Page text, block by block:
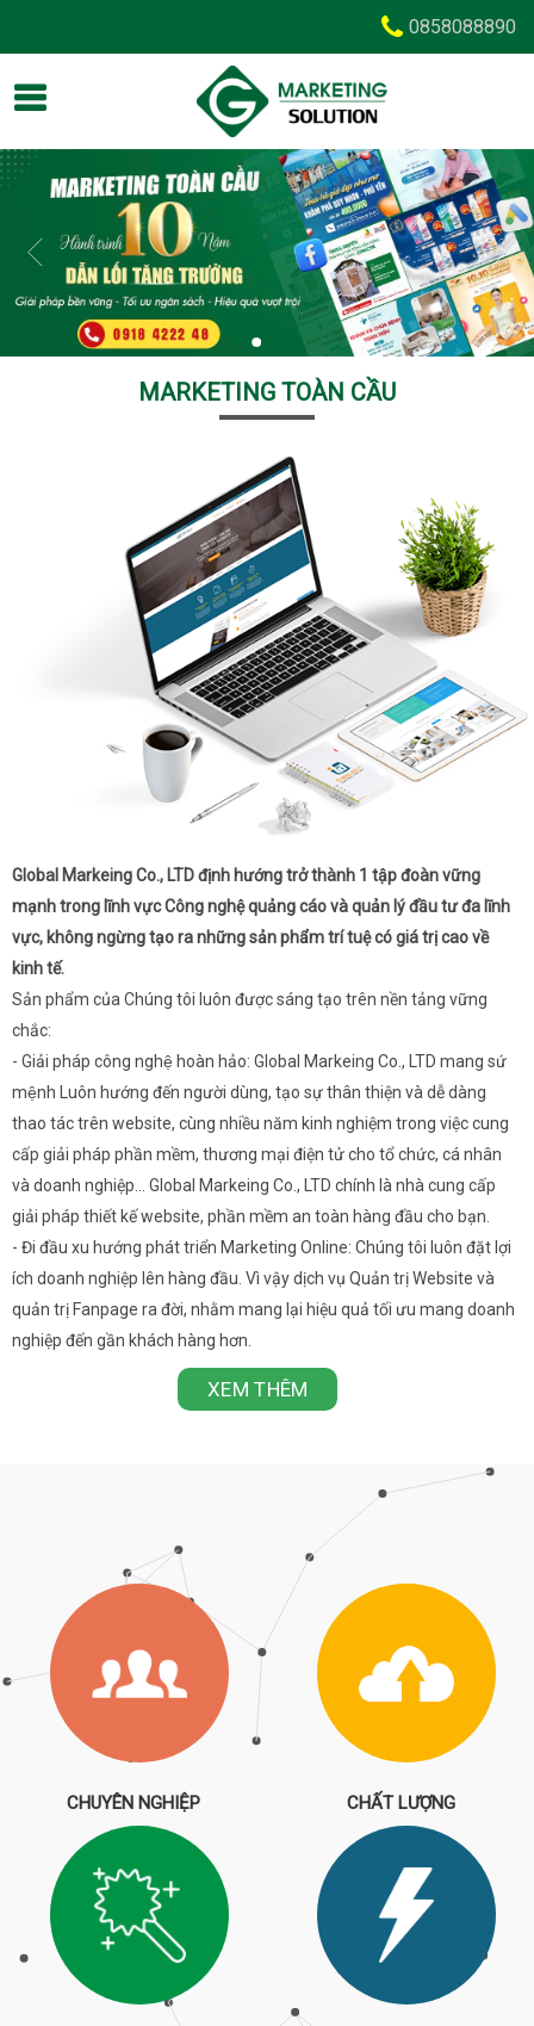
0858088890
MARKETING TOÀN CẦU
Global Markeing Co., LTD định hướng trở thành 1 tập đoàn vững
mạnh trong lĩnh vực Công nghệ quảng cáo và quản lý đầu tư đa lĩnh
vực, không ngừng tạo ra những sản phẩm trí tuệ có giá trị cao về
kinh tế.
Sản phẩm của Chúng tôi luôn được sáng tạo trên nền tảng vững
chắc:
- Giải pháp công nghệ hoàn hảo: Global Markeing Co., LTD mang sứ
mệnh Luôn hướng đến người dùng, tạo sự thân thiện và dễ dàng
thao tác trên website, cùng nhiều năm kinh nghiệm trong việc cung
cấp giải pháp phần mềm, thương mại điện tử cho tổ chức, cá nhân
và doanh nghiệp… Global Markeing Co., LTD chính là nhà cung cấp
giải pháp thiết kế website, phần mềm an toàn hàng đầu cho bạn.
- Đi đầu xu hướng phát triển Marketing Online: Chúng tôi luôn đặt lợi
ích doanh nghiệp lên hàng đầu. Vì vậy dịch vụ Quản trị Website và
quản trị Fanpage ra đời, nhằm mang lại hiệu quả tối ưu mang doanh
nghiệp đến gần khách hàng hơn.
XEM THÊM
CHUYÊN NGHIỆP CHẤT LƯỢNG